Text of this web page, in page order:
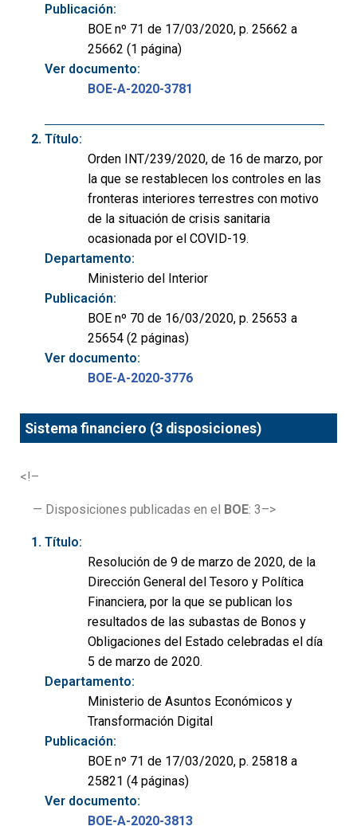
Publicación:
BOE nº 71 de 17/03/2020, p. 25662 a
25662 (1 página)
Ver documento:
BOE-A-2020-3781
Título:
Orden INT/239/2020, de 16 de marzo, por
la que se restablecen los controles en las
fronteras interiores terrestres con motivo
de la situación de crisis sanitaria
ocasionada por el COVID-19.
Departamento:
Ministerio del Interior
Publicación:
BOE nº 70 de 16/03/2020, p. 25653 a
25654 (2 páginas)
Ver documento:
BOE-A-2020-3776
Sistema financiero (3 disposiciones)
<!–
— Disposiciones publicadas en el BOE: 3–>
Título:
Resolución de 9 de marzo de 2020, de la
Dirección General del Tesoro y Política
Financiera, por la que se publican los
resultados de las subastas de Bonos y
Obligaciones del Estado celebradas el día
5 de marzo de 2020.
Departamento:
Ministerio de Asuntos Económicos y
Transformación Digital
Publicación:
BOE nº 71 de 17/03/2020, p. 25818 a
25821 (4 páginas)
Ver documento:
BOE-A-2020-3813